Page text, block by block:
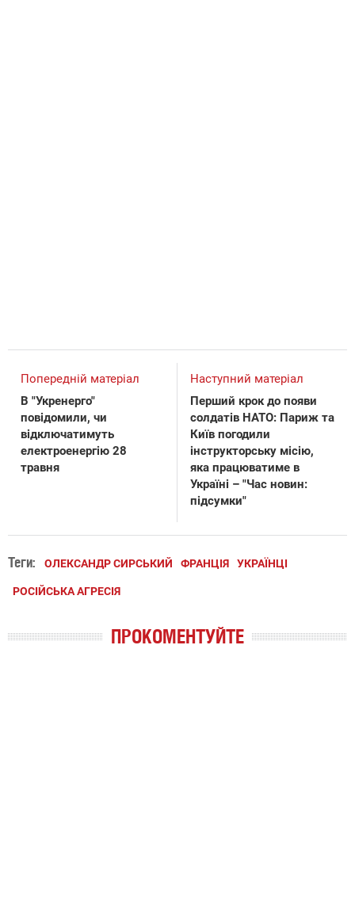
Попередній матеріал
В "Укренерго"
повідомили, чи
відключатимуть
електроенергію 28
травня
Наступний матеріал
Перший крок до появи
солдатів НАТО: Париж та
Київ погодили
інструкторську місію,
яка працюватиме в
Україні – "Час новин:
підсумки"
Теги: ОЛЕКСАНДР СИРСЬКИЙ ФРАНЦІЯ УКРАЇНЦІ
РОСІЙСЬКА АГРЕСІЯ
ПРОКОМЕНТУЙТЕ